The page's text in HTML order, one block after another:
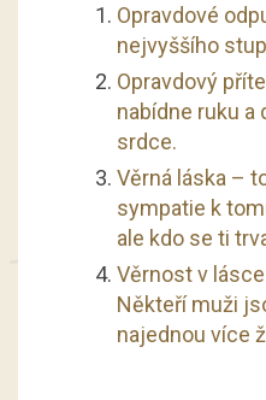
Opravdové
nejvyššího
Opravdový
nabídne ruku a
srdce.
Věrná láska –
sympatie k
ale kdo se ti
Věrnost v
Někteří muži
najednou více